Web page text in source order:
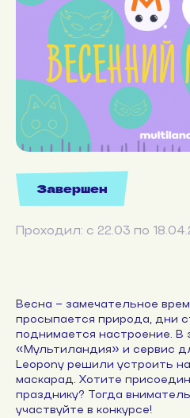
Завершен
Проходил: с 22.03 по
Весна – замечательное
просыпается природа, дни
поднимается настроение. В
«Мультиландия» и сервис
Leopony решили устроить
маскарад. Хотите
празднику? Тогда
участвуйте в конкурсе!